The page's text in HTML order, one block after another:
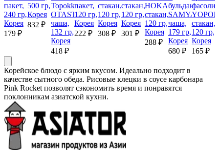
пакет,
240 гр,
Корея
179 ₽
500 гр,
Корея
832 ₽
Topokki
OTASTE,
чаша,
132 гр,
Корея
418 ₽
пакет,
120 гр,
Корея
222 ₽
стакан,
120 гр,
Корея
308 ₽
стакан,
120 гр,
Корея
301 ₽
HOKANG,
стакан,
120 гр,
Корея
288 ₽
бульдак
SAMYANG,
чаша,
179 гр,
Корея
680 ₽
фасоли
стакан,
120 гр,
Корея
165 ₽
Корейское блюдо с ярким вкусом. Идеально подходит в
качестве сытного обеда. Рисовые клецки в соусе карбонара
Pink Rocket позволят сэкономить время и понравятся
поклонникам азиатской кухни.